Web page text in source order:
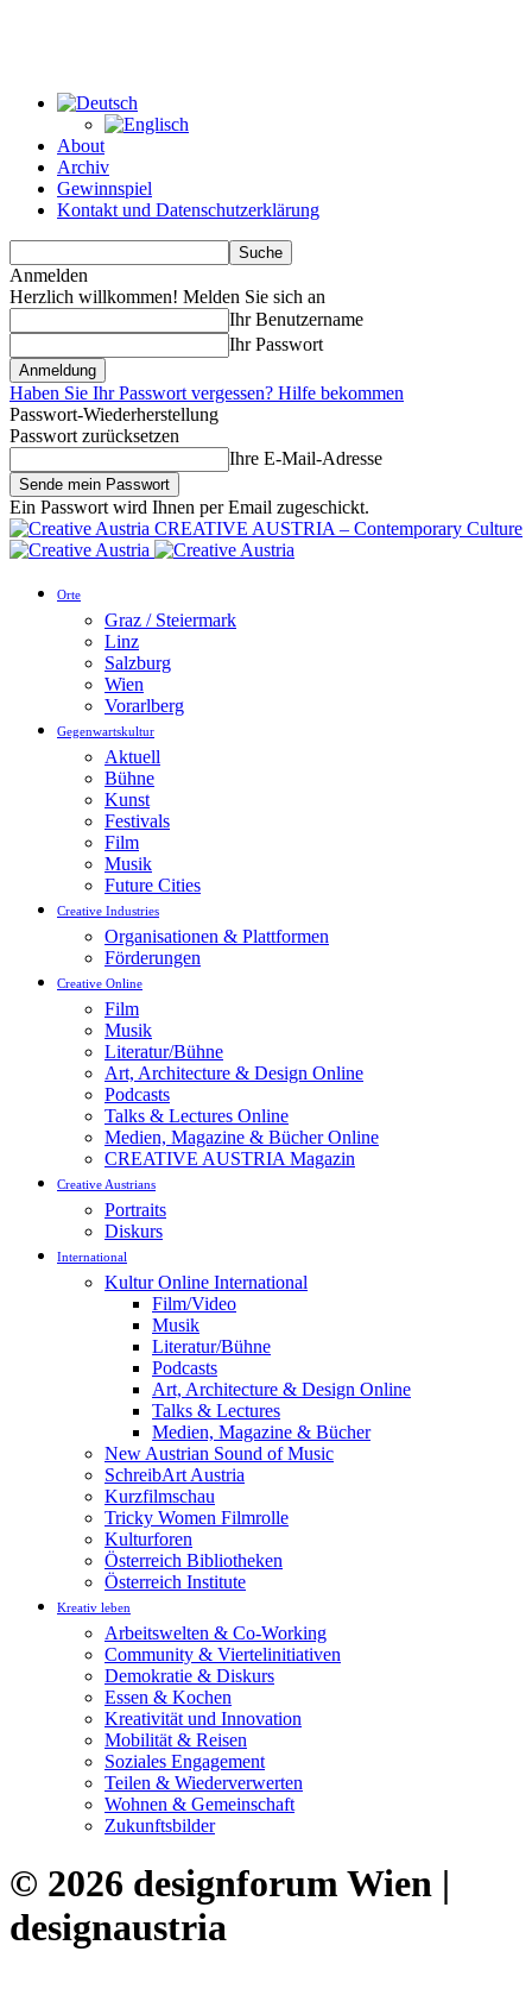
About
Archiv
Gewinnspiel
Kontakt und Datenschutzerklärung
Anmelden
Herzlich willkommen! Melden Sie sich an
Ihr Benutzername
Ihr Passwort
Haben Sie Ihr Passwort vergessen? Hilfe bekommen
Passwort-Wiederherstellung
Passwort zurücksetzen
Ihre E-Mail-Adresse
Ein Passwort wird Ihnen per Email zugeschickt.
CREATIVE AUSTRIA – Contemporary Culture
Orte
Graz / Steiermark
Linz
Salzburg
Wien
Vorarlberg
Gegenwartskultur
Aktuell
Bühne
Kunst
Festivals
Film
Musik
Future Cities
Creative Industries
Organisationen & Plattformen
Förderungen
Creative Online
Film
Musik
Literatur/Bühne
Art, Architecture & Design Online
Podcasts
Talks & Lectures Online
Medien, Magazine & Bücher Online
CREATIVE AUSTRIA Magazin
Creative Austrians
Portraits
Diskurs
International
Kultur Online International
Film/Video
Musik
Literatur/Bühne
Podcasts
Art, Architecture & Design Online
Talks & Lectures
Medien, Magazine & Bücher
New Austrian Sound of Music
SchreibArt Austria
Kurzfilmschau
Tricky Women Filmrolle
Kulturforen
Österreich Bibliotheken
Österreich Institute
Kreativ leben
Arbeitswelten & Co-Working
Community & Viertelinitiativen
Demokratie & Diskurs
Essen & Kochen
Kreativität und Innovation
Mobilität & Reisen
Soziales Engagement
Teilen & Wiederverwerten
Wohnen & Gemeinschaft
Zukunftsbilder
© 2026 designforum Wien |
designaustria